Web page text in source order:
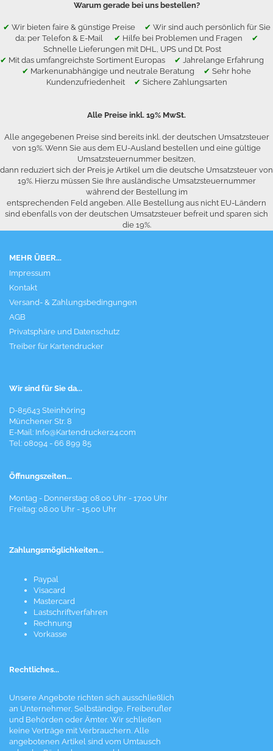
Warum gerade bei uns bestellen?
✔ Wir bieten faire & günstige Preise ✔ Wir sind auch persönlich für Sie
da: per Telefon & E-Mail ✔ Hilfe bei Problemen und Fragen ✔
Schnelle Lieferungen mit DHL, UPS und Dt. Post
✔ Mit das umfangreichste Sortiment Europas ✔ Jahrelange Erfahrung
✔ Markenunabhängige und neutrale Beratung ✔ Sehr hohe
Kundenzufriedenheit ✔ Sichere Zahlungsarten
Alle Preise inkl. 19% MwSt.
Alle angegebenen Preise sind bereits inkl. der deutschen Umsatzsteuer
von 19%. Wenn Sie aus dem EU-Ausland bestellen und eine gültige
Umsatzsteuernummer besitzen,
dann reduziert sich der Preis je Artikel um die deutsche Umsatzsteuer von
19%. Hierzu müssen Sie Ihre ausländische Umsatzsteuernummer
während der Bestellung im
entsprechenden Feld angeben. Alle Bestellung aus nicht EU-Ländern
sind ebenfalls von der deutschen Umsatzsteuer befreit und sparen sich
die 19%.
MEHR ÜBER...
Impressum
Kontakt
Versand- & Zahlungsbedingungen
AGB
Privatsphäre und Datenschutz
Treiber für Kartendrucker
Wir sind für Sie da...
D-85643 Steinhöring
Münchener Str. 8
E-Mail: Info@Kartendrucker24.com
Tel: 08094 - 66 899 85
Öffnungszeiten...
Montag - Donnerstag: 08.00 Uhr - 17.00 Uhr
Freitag: 08.00 Uhr - 15.00 Uhr
Zahlungsmöglichkeiten...
Paypal
Visacard
Mastercard
Lastschriftverfahren
Rechnung
Vorkasse
Rechtliches...
Unsere Angebote richten sich ausschließlich
an Unternehmer, Selbständige, Freiberufler
und Behörden oder Ämter. Wir schließen
keine Verträge mit Verbrauchern. Alle
angebotenen Artikel sind vom Umtausch